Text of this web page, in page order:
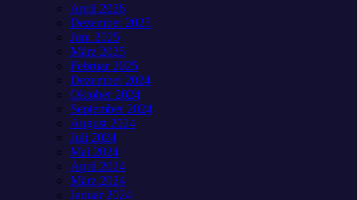
April 2026
Dezember 2025
Juni 2025
März 2025
Februar 2025
Dezember 2024
Oktober 2024
September 2024
August 2024
Juli 2024
Mai 2024
April 2024
März 2024
Januar 2024